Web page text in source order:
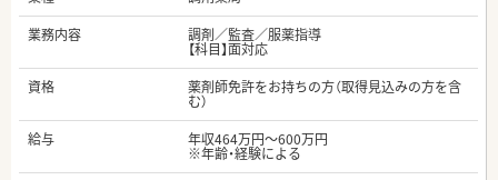
業務内容
調剤／監査／服薬指導
【科目】面対応
資格
薬剤師免許をお持ちの方（取得見込みの方を含
む）
給与
年収464万円～600万円
※年齢・経験による